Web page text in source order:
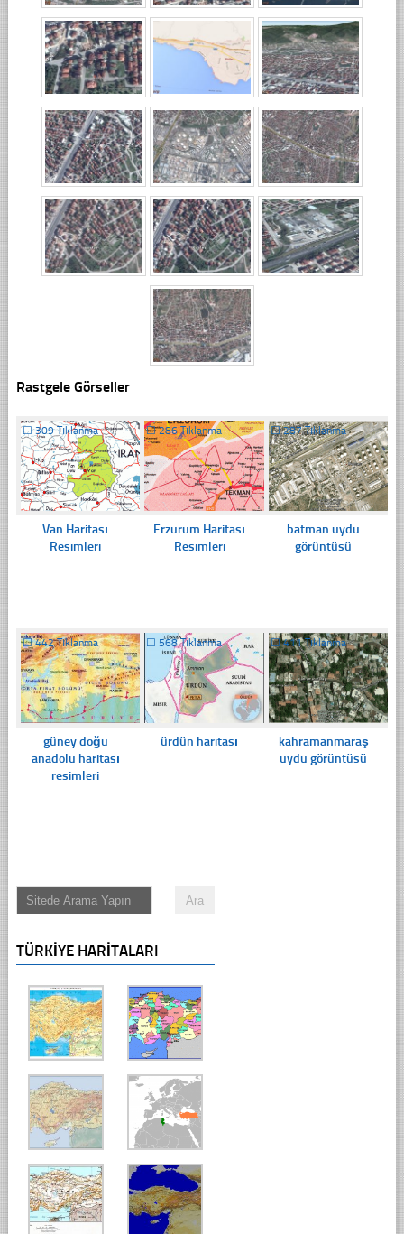
Rastgele Görseller
☐309 Tıklanma
Van Haritası
Resimleri
☐286 Tıklanma
Erzurum Haritası
Resimleri
☐287 Tıklanma
batman uydu
görüntüsü
☐442 Tıklanma
güney doğu
anadolu haritası
resimleri
☐ 568 Tıklanma
ürdün haritası
☐411 Tıklanma
kahramanmaraş
uydu görüntüsü
TÜRKIYE HARITALARI